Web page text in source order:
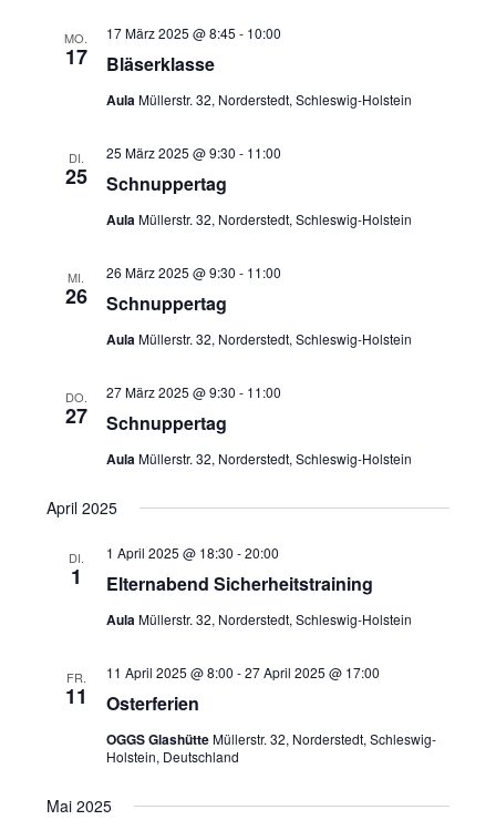
MO.
17 Bläserklasse
17 März 2025 @ 8:45 - 10:00
AulaMüllerstr. 32, Norderstedt, Schleswig-Holstein
DI.
25 Schnuppertag
25 März 2025 @ 9:30 - 11:00
AulaMüllerstr. 32, Norderstedt, Schleswig-Holstein
MI.
26 Schnuppertag
26 März 2025 @ 9:30 - 11:00
AulaMüllerstr. 32, Norderstedt, Schleswig-Holstein
DO.
27 Schnuppertag
27 März 2025 @ 9:30 - 11:00
AulaMüllerstr. 32, Norderstedt, Schleswig-Holstein
April 2025
DI.
1 Elternabend Sicherheitstraining
1 April 2025 @ 18:30 -20:00
AulaMüllerstr. 32, Norderstedt, Schleswig-Holstein
FR.
11 Osterferien
11 April 2025 @ 8:00 -27 April 2025 @ 17:00
OGGS GlashütteMüllerstr. 32, Norderstedt, Schleswig-
Holstein, Deutschland
Mai 2025